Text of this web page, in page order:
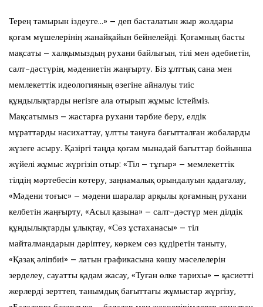
Терең тамырын іздеуге…» – деп басталатын жыр жолдары
қоғам мүшелерінің жанайқайын бейнелейді. Қоғамның басты
мақсаты – халқымыздың рухани байлығын, тілі мен әдебиетін,
салт-дәстүрін, мәдениетін жаңғырту. Біз ұлттық сана мен
мемлекеттік идеологияның өзегіне айналуы тиіс
құндылықтарды негізге ала отырып жұмыс істейміз.
Мақсатымыз – жастарға рухани тәрбие беру, елдік
мұраттарды насихаттау, ұлтты тануға бағытталған жобаларды
жүзеге асыру. Қазіргі таңда қоғам мынадай бағыттар бойынша
жүйелі жұмыс жүргізіп отыр: «Тіл – тұғыр» – мемлекеттік
тілдің мәртебесін көтеру, заңнамалық орындалуын қадағалау,
«Мәдени тоғыс» – мәдени шаралар арқылы қоғамның рухани
келбетін жаңғырту, «Асыл қазына» – салт-дәстүр мен ділдік
құндылықтарды ұлықтау, «Сөз ұстаханасы» – тіл
майталмандарын дәріптеу, көркем сөз құдіретін таныту,
«Қазақ әліпбиі» – латын графикасына көшу мәселелерін
зерделеу, сауатты қадам жасау, «Туған өлке тарихы» – қасиетті
жерлерді зерттеп, танымдық бағыттағы жұмыстар жүргізу,